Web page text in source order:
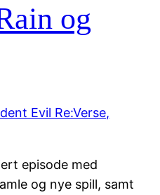
og
episode med
og nye spill, samt